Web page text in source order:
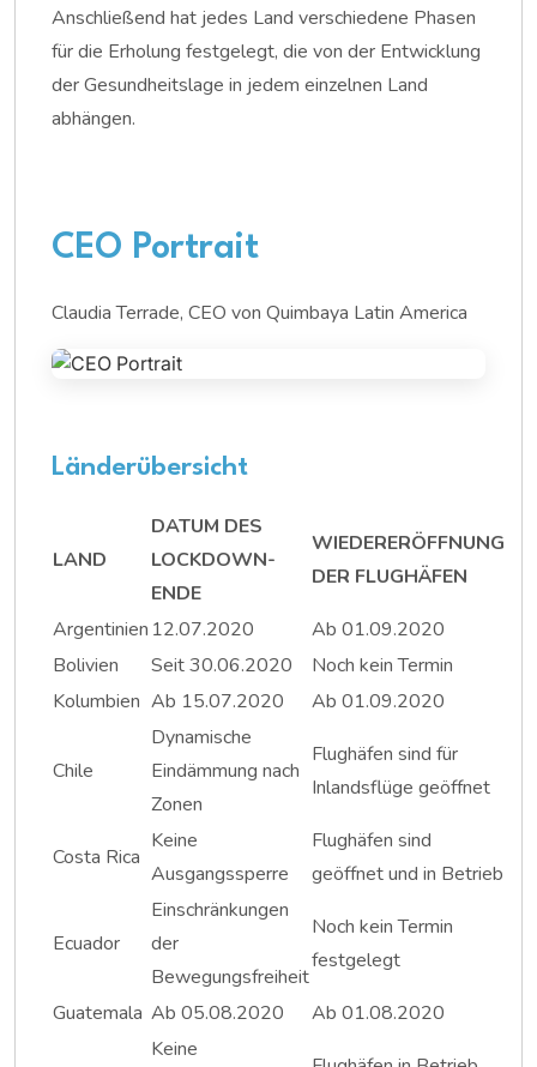
Anschließend hat jedes Land verschiedene Phasen
für die Erholung festgelegt, die von der Entwicklung
der Gesundheitslage in jedem einzelnen Land
abhängen.
CEO Portrait
Claudia Terrade, CEO von Quimbaya Latin America
Länderübersicht
LAND
DATUM DES
LOCKDOWN-
ENDE
WIEDERERÖFFNUNG
DER FLUGHÄFEN
Argentinien 12.07.2020
Ab 01.09.2020
Bolivien
Seit 30.06.2020
Noch kein Termin
Kolumbien Ab 15.07.2020 Ab 01.09.2020
Chile
Dynamische
Eindämmung nach
Zonen
Flughäfen sind für
Inlandsflüge geöffnet
Costa Rica
Keine
Ausgangssperre
Flughäfen sind
geöffnet und in Betrieb
Ecuador
Einschränkungen
der
Bewegungsfreiheit
Noch kein Termin
festgelegt
Guatemala Ab 05.08.2020
Ab 01.08.2020
Keine